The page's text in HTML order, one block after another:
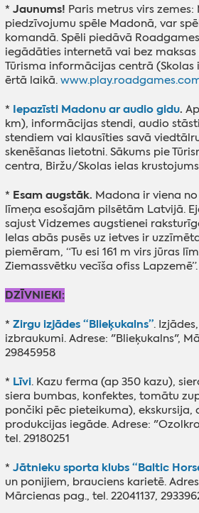
* Jaunums! Paris metrus virs
piedzīvojumu spēle Madonā, var
komandā. Spēli piedāvā
iegādāties internetā vai bez
Tūrisma informācijas centrā (Skolas
ērtā laikā.
* Iepazīsti Madonu ar audio gidu.
km), informācijas stendi, audio
stendiem vai klausīties savā
skenēšanas lietotni. Sākums pie
centra, Biržu/Skolas ielas
* Esam augstāk. Madona ir viena
līmeņa esošajām pilsētām Latvijā.
sajust Vidzemes augstienei
Ielas abās pusēs uz ietves ir
piemēram, “Tu esi 161 m virs jūras
Ziemassvētku vecīša ofiss Lapzemē”.
DZĪVNIEKI:
* Zirgu izjādes “Blieķukalns”.
izbraukumi. Adrese: "Blieķukalns",
29845958
* Līvi. Kazu ferma (ap 350 kazu),
siera bumbas, konfektes, tomātu
pončiki pēc pieteikuma), ekskursija,
produkcijas iegāde. Adrese:
tel. 29180251
* Jātnieku sporta klubs “Baltic
un ponijiem, brauciens karietē.
Mārcienas pag., tel. 22041137,